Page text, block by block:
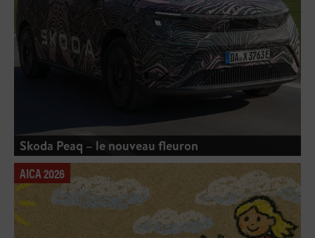
Skoda Peaq – le nouveau fleuron
AICA 2026